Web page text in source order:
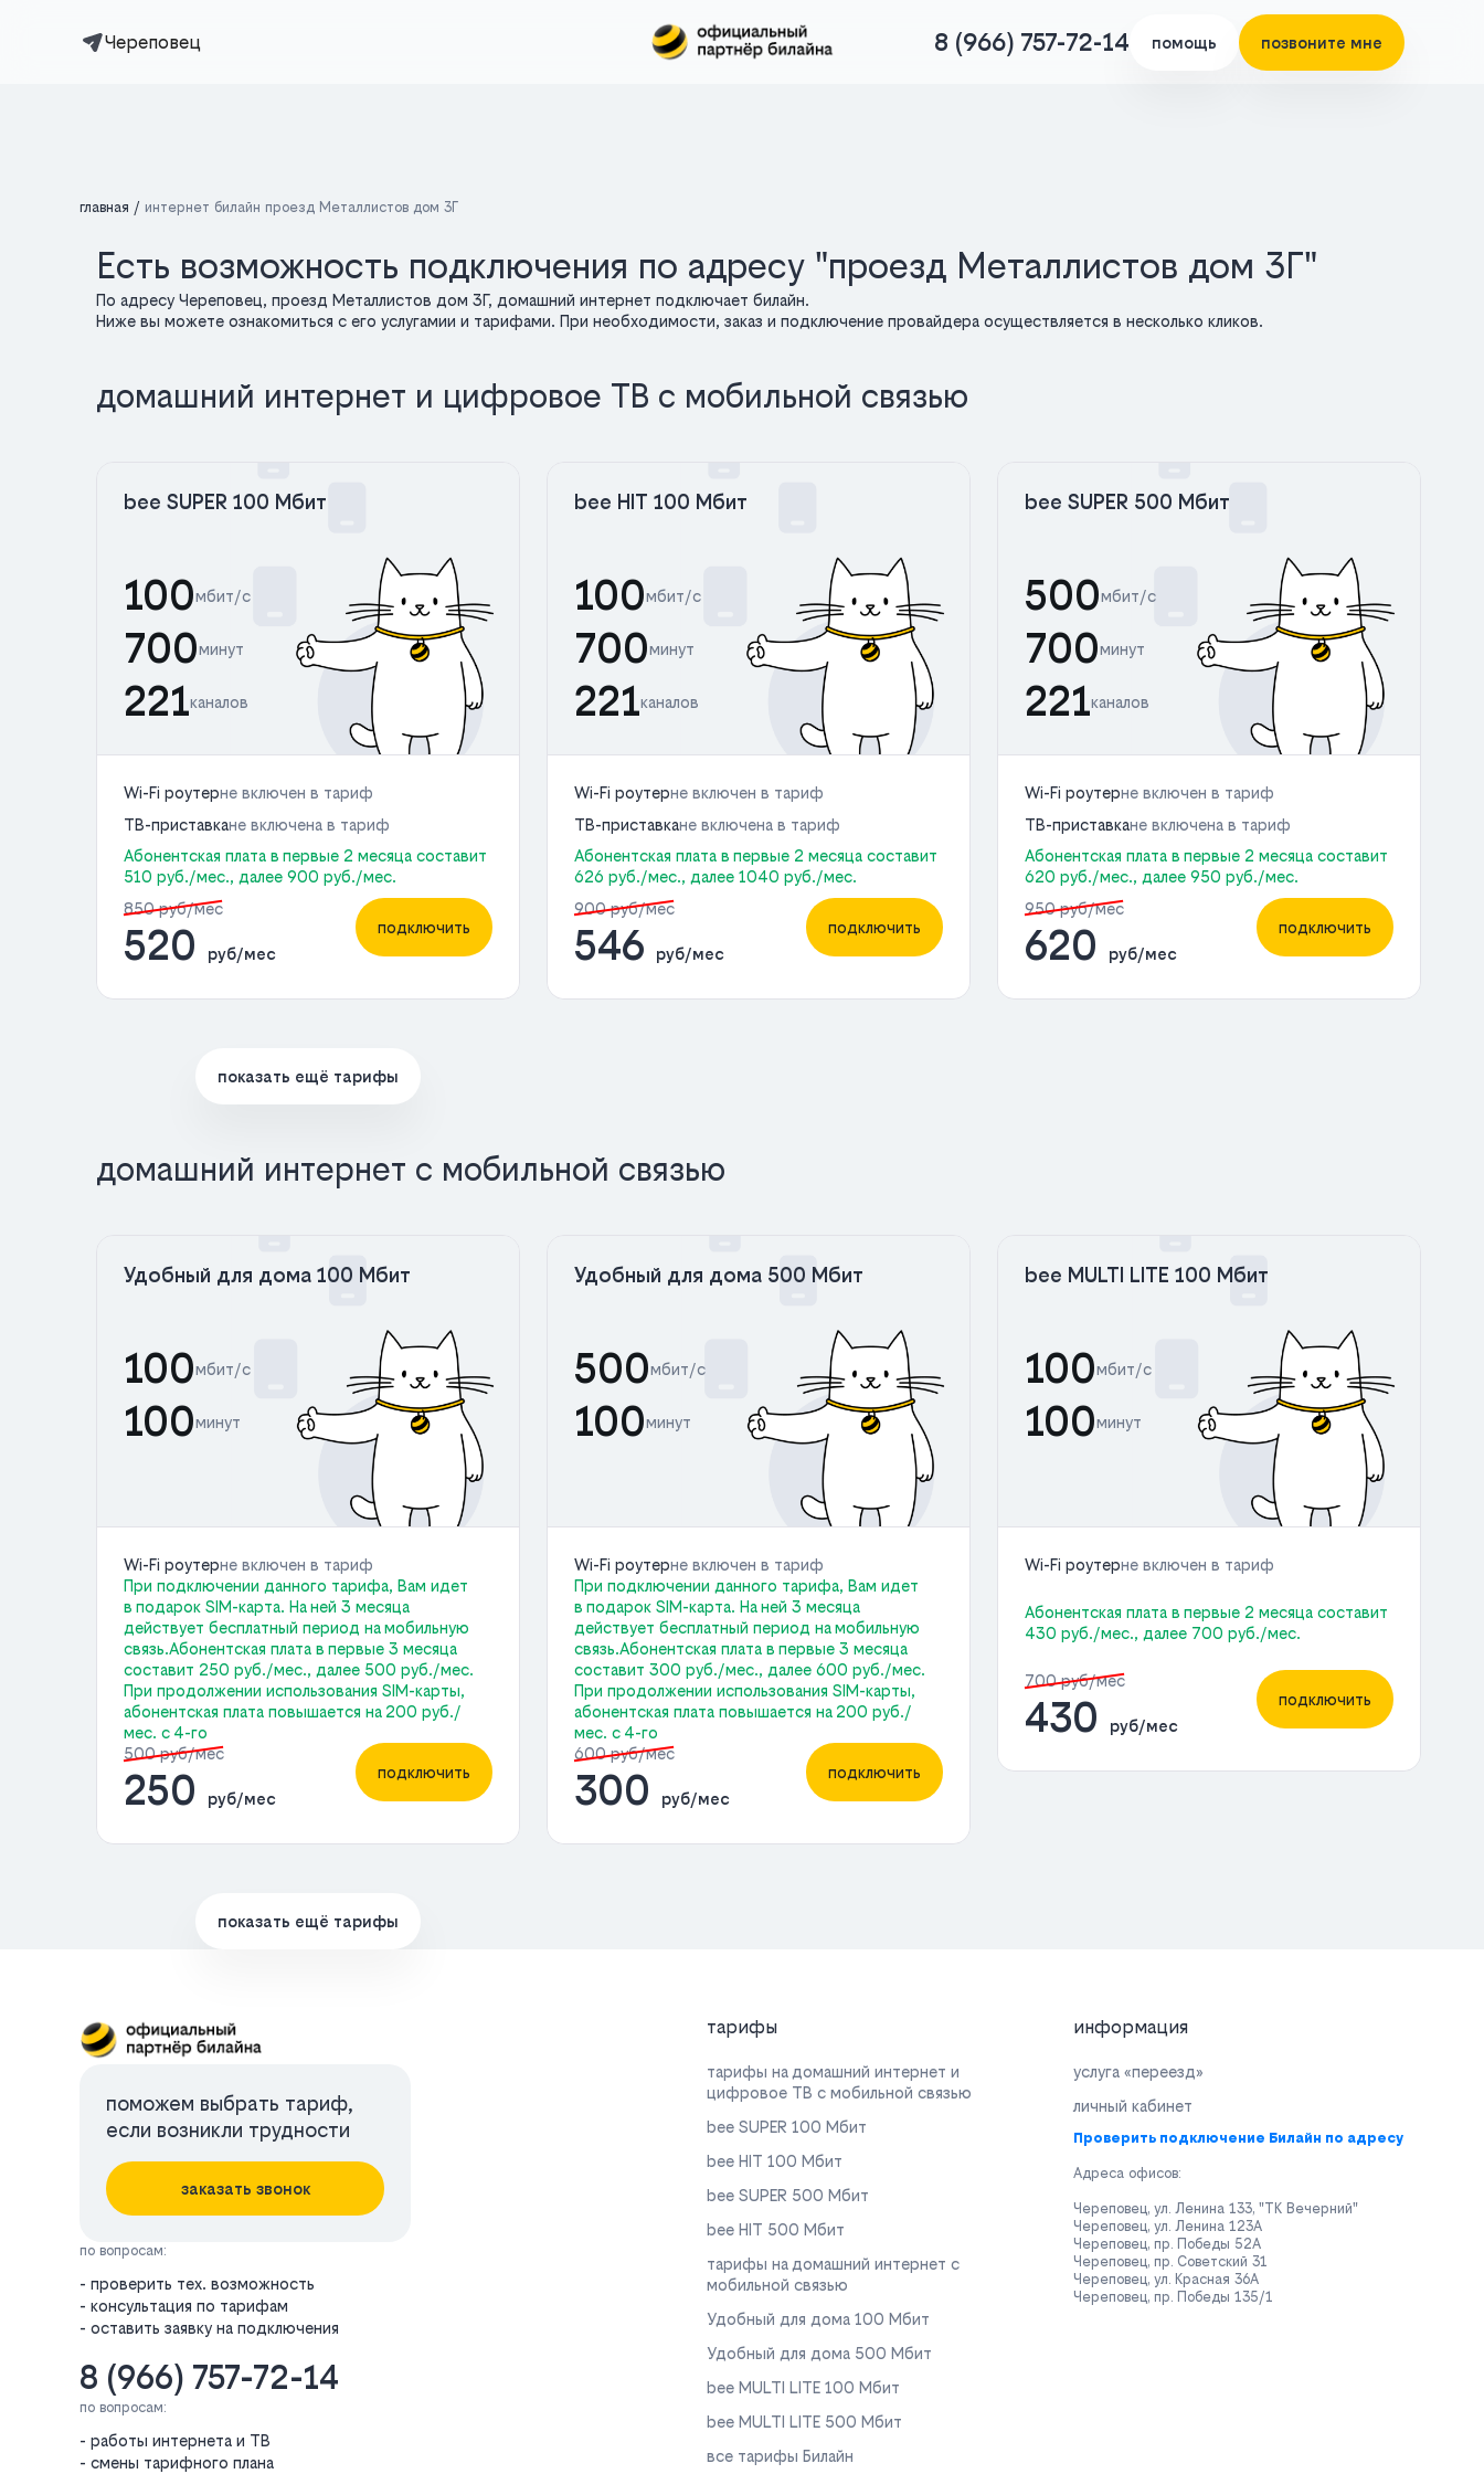
Череповец 8 (966) 757-72-14 помощь позвоните мне
главная интернет билайн проезд Металлистов дом 3Г
Есть возможность подключения по адресу "проезд Металлистов дом 3Г"
По адресу Череповец, проезд Металлистов дом 3Г, домашний интернет подключает билайн.
Ниже вы можете ознакомиться с его услугамии и тарифами. При необходимости, заказ и подключение провайдера осуществляется в несколько кликов.
домашний интернет и цифровое ТВ с мобильной связью
bee SUPER 100 Мбит
100мбит/с
700минут
221каналов
Wi-Fi роутерне включен в тариф
ТВ-приставкане включена в тариф
Абонентская плата в первые 2 месяца составит
510 руб./мес., далее 900 руб./мес.
850 руб/мес
520 руб/мес
подключить
bee HIT 100 Мбит
100мбит/с
700минут
221каналов
Wi-Fi роутерне включен в тариф
ТВ-приставкане включена в тариф
Абонентская плата в первые 2 месяца составит
626 руб./мес., далее 1040 руб./мес.
900 руб/мес
546 руб/мес
подключить
bee SUPER 500 Мбит
500мбит/с
700минут
221каналов
Wi-Fi роутерне включен в тариф
ТВ-приставкане включена в тариф
Абонентская плата в первые 2 месяца составит
620 руб./мес., далее 950 руб./мес.
950 руб/мес
620 руб/мес
подключить
показать ещё тарифы
домашний интернет с мобильной связью
Удобный для дома 100 Мбит
100мбит/с
100минут
Wi-Fi роутерне включен в тариф
При подключении данного тарифа, Вам идет
в подарок SIM-карта. На ней 3 месяца
действует бесплатный период на мобильную
связь.Абонентская плата в первые 3 месяца
составит 250 руб./мес., далее 500 руб./мес.
При продолжении использования SIM-карты,
абонентская плата повышается на 200 руб./
мес. с 4-го
500 руб/мес
250 руб/мес
подключить
Удобный для дома 500 Мбит
500мбит/с
100минут
Wi-Fi роутерне включен в тариф
При подключении данного тарифа, Вам идет
в подарок SIM-карта. На ней 3 месяца
действует бесплатный период на мобильную
связь.Абонентская плата в первые 3 месяца
составит 300 руб./мес., далее 600 руб./мес.
При продолжении использования SIM-карты,
абонентская плата повышается на 200 руб./
мес. с 4-го
600 руб/мес
300 руб/мес
подключить
bee MULTI LITE 100 Мбит
100мбит/с
100минут
Wi-Fi роутерне включен в тариф
Абонентская плата в первые 2 месяца составит
430 руб./мес., далее 700 руб./мес.
700 руб/мес
430 руб/мес
подключить
показать ещё тарифы
поможем выбрать тариф,
если возникли трудности
заказать звонок
по вопросам:
- проверить тех. возможность
- консультация по тарифам
- оставить заявку на подключения
8 (966) 757-72-14
по вопросам:
- работы интернета и ТВ
- смены тарифного плана
тарифы
тарифы на домашний интернет и
цифровое ТВ с мобильной связью
bee SUPER 100 Мбит
bee HIT 100 Мбит
bee SUPER 500 Мбит
bee HIT 500 Мбит
тарифы на домашний интернет с
мобильной связью
Удобный для дома 100 Мбит
Удобный для дома 500 Мбит
bee MULTI LITE 100 Мбит
bee MULTI LITE 500 Мбит
все тарифы Билайн
информация
услуга «переезд»
личный кабинет
Проверить подключение Билайн по адресу
Адреса офисов:
Череповец, ул. Ленина 133, "ТК Вечерний"
Череповец, ул. Ленина 123А
Череповец, пр. Победы 52А
Череповец, пр. Советский 31
Череповец, ул. Красная 36А
Череповец, пр. Победы 135/1